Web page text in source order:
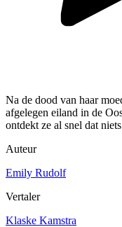
Na de dood van haar
afgelegen eiland in de
ontdekt ze al snel dat
Auteur
Emily Rudolf
Vertaler
Klaske Kamstra